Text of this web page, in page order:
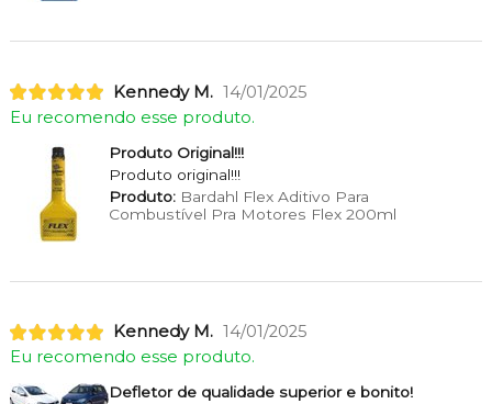
Kennedy M. 14/01/2025
Eu recomendo esse produto.
Produto Original!!!
Produto original!!!
Produto:Bardahl Flex Aditivo Para
Combustível Pra Motores Flex 200ml
Kennedy M. 14/01/2025
Eu recomendo esse produto.
Defletor de qualidade superior e bonito!